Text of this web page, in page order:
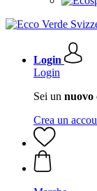
Login
Login
Sei un nuovo
Crea un